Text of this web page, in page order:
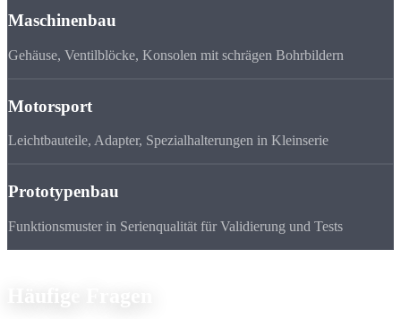
Maschinenbau
Gehäuse, Ventilblöcke, Konsolen mit schrägen Bohrbildern
Motorsport
Leichtbauteile, Adapter, Spezialhalterungen in Kleinserie
Prototypenbau
Funktionsmuster in Serienqualität für Validierung und Tests